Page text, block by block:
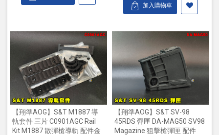
加入購物車
【翔準AOG】S&T M1887 導
軌套件 三片 C0901AGC Rail
Kit M1887 散彈槍導軌 配件金
【翔準AOG】S&T SV-98
45RDS 彈匣 DA-MAG50 SV98
Magazine 狙擊槍彈匣 配件